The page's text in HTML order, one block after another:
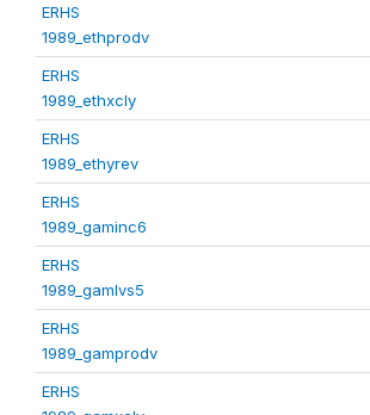
ERHS
1989_ethprodv
ERHS
1989_ethxcly
ERHS
1989_ethyrev
ERHS
1989_gaminc6
ERHS
1989_gamlvs5
ERHS
1989_gamprodv
ERHS